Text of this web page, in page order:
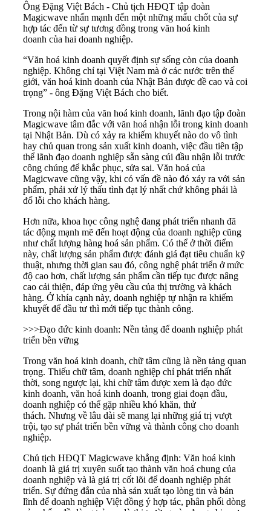
Ông Đặng Việt Bách - Chủ tịch HĐQT tập đoàn
Magicwave nhấn mạnh đến một những mấu chốt của sự
hợp tác đến từ sự tương đồng trong văn hoá kinh
doanh của hai doanh nghiệp.
“Văn hoá kinh doanh quyết định sự sống còn của doanh
nghiệp. Không chỉ tại Việt Nam mà ở các nước trên thế
giới, văn hoá kinh doanh của Nhật Bản được đề cao và coi
trọng” - ông Đặng Việt Bách cho biết.
Trong nội hàm của văn hoá kinh doanh, lãnh đạo tập đoàn
Magicwave tâm đắc với văn hoá nhận lỗi trong kinh doanh
tại Nhật Bản. Dù có xảy ra khiếm khuyết nào do vô tình
hay chủ quan trong sản xuất kinh doanh, việc đầu tiên tập
thể lãnh đạo doanh nghiệp sẵn sàng cúi đầu nhận lỗi trước
công chúng để khắc phục, sửa sai. Văn hoá của
Magicwave cũng vậy, khi có vấn đề nào đó xảy ra với sản
phẩm, phải xử lý thấu tình đạt lý nhất chứ không phải là
đổ lỗi cho khách hàng.
Hơn nữa, khoa học công nghệ đang phát triển nhanh đã
tác động mạnh mẽ đến hoạt động của doanh nghiệp cũng
như chất lượng hàng hoá sản phẩm. Có thể ở thời điểm
này, chất lượng sản phẩm được đánh giá đạt tiêu chuẩn kỹ
thuật, nhưng thời gian sau đó, công nghệ phát triển ở mức
độ cao hơn, chất lượng sản phẩm cần tiếp tục được nâng
cao cải thiện, đáp ứng yêu cầu của thị trường và khách
hàng. Ở khía cạnh này, doanh nghiệp tự nhận ra khiếm
khuyết để đầu tư thì mới tiếp tục thành công.
>>>Đạo đức kinh doanh: Nền tảng để doanh nghiệp phát
triển bền vững
Trong văn hoá kinh doanh, chữ tâm cũng là nền tảng quan
trọng. Thiếu chữ tâm, doanh nghiệp chỉ phát triển nhất
thời, song ngược lại, khi chữ tâm được xem là đạo đức
kinh doanh, văn hoá kinh doanh, trong giai đoạn đầu,
doanh nghiệp có thể gặp nhiều khó khăn, thử
thách. Nhưng về lâu dài sẽ mang lại những giá trị vượt
trội, tạo sự phát triển bền vững và thành công cho doanh
nghiệp.
Chủ tịch HĐQT Magicwave khẳng định: Văn hoá kinh
doanh là giá trị xuyên suốt tạo thành văn hoá chung của
doanh nghiệp và là giá trị cốt lõi để doanh nghiệp phát
triển. Sự đứng đắn của nhà sản xuất tạo lòng tin và bản
lĩnh để doanh nghiệp Việt đồng ý hợp tác, phân phối dòng